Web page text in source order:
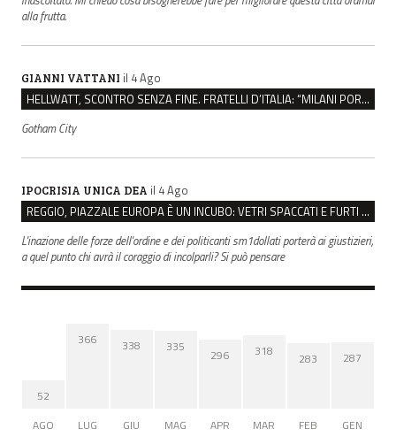
alla frutta.
GIANNI VATTANI il 4 Ago
HELLWATT, SCONTRO SENZA FINE. FRATELLI D’ITALIA: “MILANI PORTA DOCUMENTI, DE FRANCO INSULTI”
Gotham City
IPOCRISIA UNICA DEA il 4 Ago
REGGIO, PIAZZALE EUROPA È UN INCUBO: VETRI SPACCATI E FURTI SULLE AUTO IN SOSTA
L'inazione delle forze dell'ordine e dei politicanti sm1dollati porterà ai giustizieri,
a quel punto chi avrà il coraggio di incolparli? Si può pensare
52
AGO
366
LUG
338
GIU
335
MAG
296
APR
318
MAR
283
FEB
287
GEN